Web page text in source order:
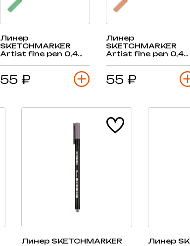
Линер
SKETCHMARKER
Artist fine pen 0,4
55 ₽
Линер
SKETCHMARKER
Artist fine pen 0,4
55 ₽
Линер SKETCHMARKER
Линер